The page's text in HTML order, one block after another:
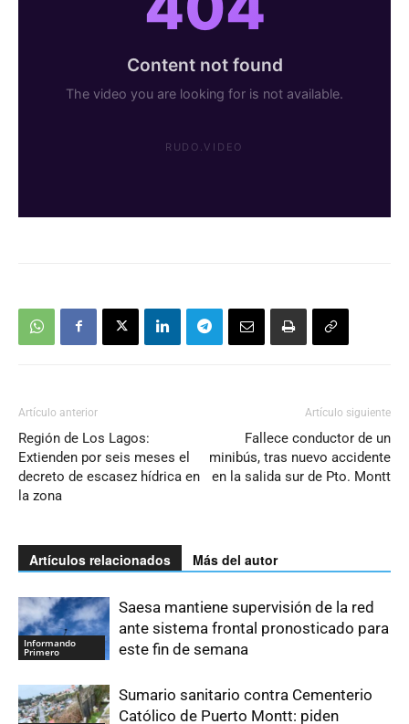
Artículo anterior
Región de Los Lagos:
Extienden por seis meses el
decreto de escasez hídrica en
la zona
Artículo siguiente
Fallece conductor de un
minibús, tras nuevo accidente
en la salida sur de Pto. Montt
Artículos relacionados Más del autor
Informando
Primero
Saesa mantiene supervisión de la red
ante sistema frontal pronosticado para
este fin de semana
Sumario sanitario contra Cementerio
Católico de Puerto Montt: piden